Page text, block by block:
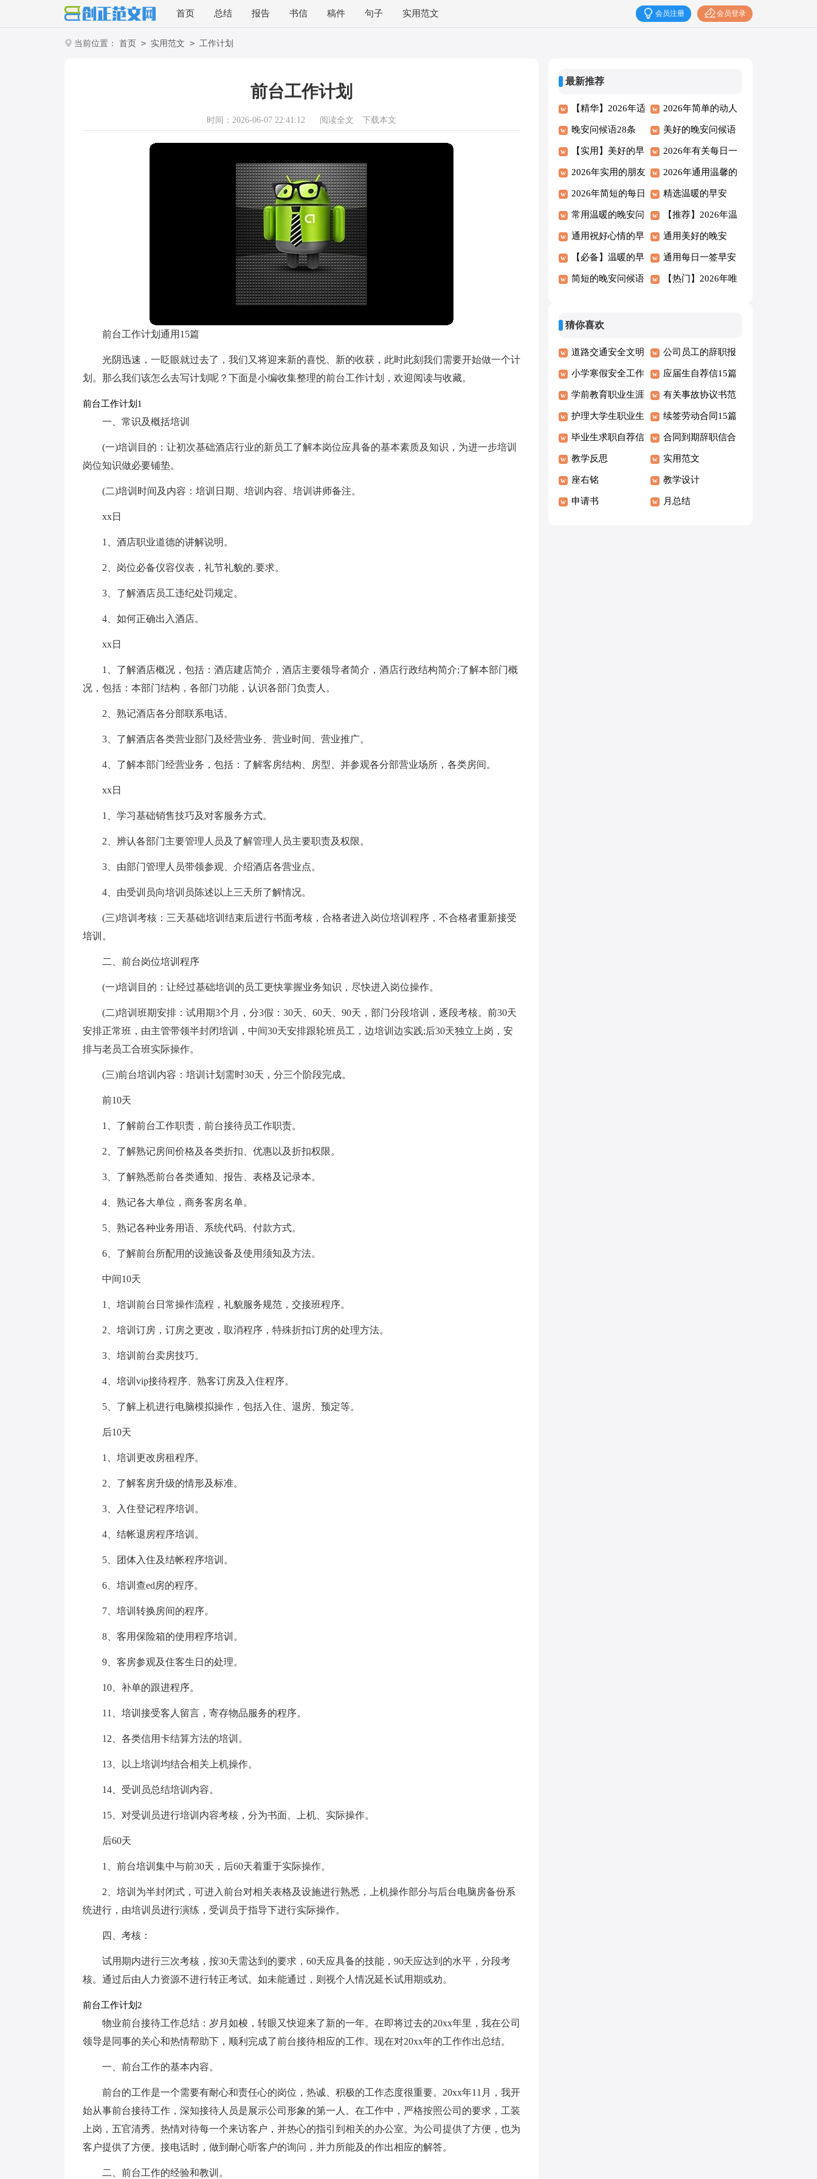
首页 总结 报告 书信 稿件 句子 实用范文 会员登录
会员注册
当前位置： 首页 > 实用范文 > 工作计划
前台工作计划
时间：2026-06-07 22:41:12 阅读全文 下载本文
前台工作计划通用15篇
光阴迅速，一眨眼就过去了，我们又将迎来新的喜悦、新的收获，此时此刻我们需要开始做一个计
划。那么我们该怎么去写计划呢？下面是小编收集整理的前台工作计划，欢迎阅读与收藏。
前台工作计划1
一、常识及概括培训
(一)培训目的：让初次基础酒店行业的新员工了解本岗位应具备的基本素质及知识，为进一步培训
岗位知识做必要铺垫。
(二)培训时间及内容：培训日期、培训内容、培训讲师备注。
xx日
1、酒店职业道德的讲解说明。
2、岗位必备仪容仪表，礼节礼貌的.要求。
3、了解酒店员工违纪处罚规定。
4、如何正确出入酒店。
xx日
1、了解酒店概况，包括：酒店建店简介，酒店主要领导者简介，酒店行政结构简介;了解本部门概
况，包括：本部门结构，各部门功能，认识各部门负责人。
2、熟记酒店各分部联系电话。
3、了解酒店各类营业部门及经营业务、营业时间、营业推广。
4、了解本部门经营业务，包括：了解客房结构、房型、并参观各分部营业场所，各类房间。
xx日
1、学习基础销售技巧及对客服务方式。
2、辨认各部门主要管理人员及了解管理人员主要职责及权限。
3、由部门管理人员带领参观、介绍酒店各营业点。
4、由受训员向培训员陈述以上三天所了解情况。
(三)培训考核：三天基础培训结束后进行书面考核，合格者进入岗位培训程序，不合格者重新接受
培训。
二、前台岗位培训程序
(一)培训目的：让经过基础培训的员工更快掌握业务知识，尽快进入岗位操作。
(二)培训班期安排：试用期3个月，分3假：30天、60天、90天，部门分段培训，逐段考核。前30天
安排正常班，由主管带领半封闭培训，中间30天安排跟轮班员工，边培训边实践;后30天独立上岗，安
排与老员工合班实际操作。
(三)前台培训内容：培训计划需时30天，分三个阶段完成。
前10天
1、了解前台工作职责，前台接待员工作职责。
2、了解熟记房间价格及各类折扣、优惠以及折扣权限。
3、了解熟悉前台各类通知、报告、表格及记录本。
4、熟记各大单位，商务客房名单。
5、熟记各种业务用语、系统代码、付款方式。
6、了解前台所配用的设施设备及使用须知及方法。
中间10天
1、培训前台日常操作流程，礼貌服务规范，交接班程序。
2、培训订房，订房之更改，取消程序，特殊折扣订房的处理方法。
3、培训前台卖房技巧。
4、培训vip接待程序、熟客订房及入住程序。
5、了解上机进行电脑模拟操作，包括入住、退房、预定等。
后10天
1、培训更改房租程序。
2、了解客房升级的情形及标准。
3、入住登记程序培训。
4、结帐退房程序培训。
5、团体入住及结帐程序培训。
6、培训查ed房的程序。
7、培训转换房间的程序。
8、客用保险箱的使用程序培训。
9、客房参观及住客生日的处理。
10、补单的跟进程序。
11、培训接受客人留言，寄存物品服务的程序。
12、各类信用卡结算方法的培训。
13、以上培训均结合相关上机操作。
14、受训员总结培训内容。
15、对受训员进行培训内容考核，分为书面、上机、实际操作。
后60天
1、前台培训集中与前30天，后60天着重于实际操作。
2、培训为半封闭式，可进入前台对相关表格及设施进行熟悉，上机操作部分与后台电脑房备份系
统进行，由培训员进行演练，受训员于指导下进行实际操作。
四、考核：
试用期内进行三次考核，按30天需达到的要求，60天应具备的技能，90天应达到的水平，分段考
核。通过后由人力资源不进行转正考试。如未能通过，则视个人情况延长试用期或劝。
前台工作计划2
物业前台接待工作总结：岁月如梭，转眼又快迎来了新的一年。在即将过去的20xx年里，我在公司
领导是同事的关心和热情帮助下，顺利完成了前台接待相应的工作。现在对20xx年的工作作出总结。
一、前台工作的基本内容。
前台的工作是一个需要有耐心和责任心的岗位，热诚、积极的工作态度很重要。20xx年11月，我开
始从事前台接待工作，深知接待人员是展示公司形象的第一人。在工作中，严格按照公司的要求，工装
上岗，五官清秀。热情对待每一个来访客户，并热心的指引到相关的办公室。为公司提供了方便，也为
客户提供了方便。接电话时，做到耐心听客户的询问，并力所能及的作出相应的解答。
二、前台工作的经验和教训。
最新推荐
【精华】2026年适
合给朋友的早安
QQ问候语49条
2026年简单的动人
的早安问候语语录
24句
晚安问候语28条 美好的晚安问候语
锦集82条
【实用】美好的早
安问候语20句
2026年有关每日一
签早安问候语35条
2026年实用的朋友
早安微信问候语汇
总59句
2026年通用温馨的
早安QQ问候语汇
编32句
2026年简短的每日
一句早安QQ问候
语集合65句
精选温暖的早安
QQ问候语摘录30
句
常用温暖的晚安问
候语语录集锦54句
【推荐】2026年温
馨的早安问候语语
录大汇总61条
通用祝好心情的早
安朋友圈问候语汇
编41条
通用美好的晚安
QQ问候语34句
【必备】温暖的早
安问候语大集合53
通用每日一签早安
朋友圈问候语集合
简短的晚安问候语 【热门】2026年唯
猜你喜欢
道路交通安全文明
承诺书
公司员工的辞职报
告
小学寒假安全工作
自查报告2篇
应届生自荐信15篇
学前教育职业生涯
规划书15篇
有关事故协议书范
文集合5篇
护理大学生职业生
涯规划书范文
续签劳动合同15篇
毕业生求职自荐信
汇编15篇
合同到期辞职信合
集15篇
教学反思 实用范文
座右铭 教学设计
申请书 月总结